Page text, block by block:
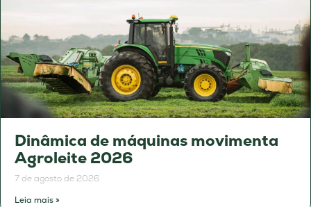
Dinâmica de máquinas movimenta
Agroleite 2026
7 de agosto de 2026
Leia mais »